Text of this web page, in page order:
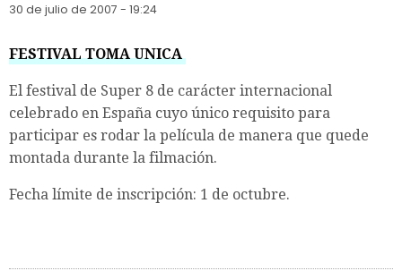
30 de julio de 2007 - 19:24
FESTIVAL TOMA UNICA
El festival de Super 8 de carácter internacional
celebrado en España cuyo único requisito para
participar es rodar la película de manera que quede
montada durante la filmación.
Fecha límite de inscripción: 1 de octubre.